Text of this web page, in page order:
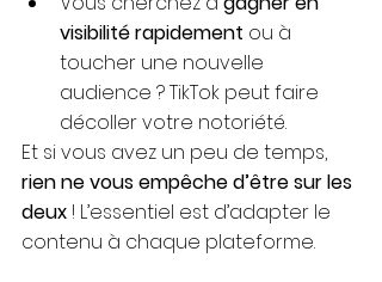
visibilité rapidement ou à
toucher une nouvelle
audience ? TikTok peut faire
décoller votre notoriété.
Et si vous avez un peu de temps,
rien ne vous empêche d’être sur les
deux ! L’essentiel est d’adapter le
contenu à chaque plateforme.